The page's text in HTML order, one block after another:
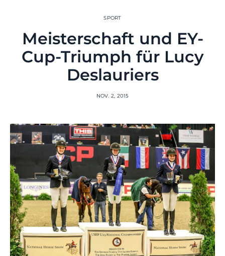
SPORT
Meisterschaft und EY-
Cup-Triumph für Lucy
Deslauriers
NOV. 2, 2015